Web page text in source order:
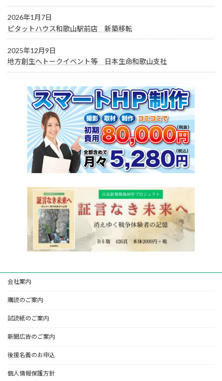
2026年1月7日
ピタットハウス和歌山駅前店 新築移転
2025年12月9日
地方創生へトークイベント等 日本生命和歌山支社
会社案内
購読のご案内
試読紙のご案内
新聞広告のご案内
後援名義のお申込
個人情報保護方針